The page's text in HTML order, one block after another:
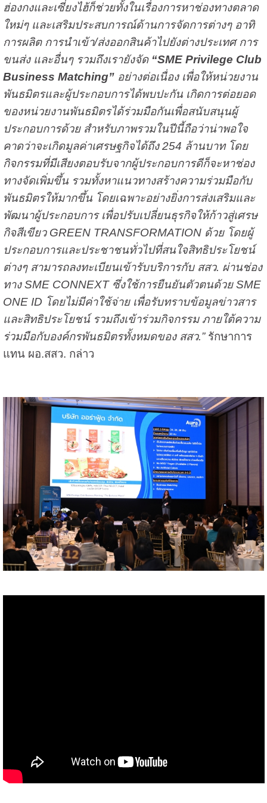
ฮ่องกงและเซี่ยงไฮ้ก็ช่วยทั้งในเรื่องการหาช่องทางตลาด
ใหม่ๆ และเสริมประสบการณ์ด้านการจัดการต่างๆ อาทิ
การผลิต การนำเข้า/ส่งออกสินค้าไปยังต่างประเทศ การ
ขนส่ง และอื่นๆ รวมถึงเรายังจัด “SME Privilege Club
Business Matching”อย่างต่อเนื่อง เพื่อให้หน่วยงาน
พันธมิตรและผู้ประกอบการได้พบปะกัน เกิดการต่อยอด
ของหน่วยงานพันธมิตรได้ร่วมมือกันเพื่อสนับสนุนผู้
ประกอบการด้วย สำหรับภาพรวมในปีนี้ถือว่าน่าพอใจ
คาดว่าจะเกิดมูลค่าเศรษฐกิจได้ถึง 254 ล้านบาท โดย
กิจกรรมที่มีเสียงตอบรับจากผู้ประกอบการดีก็จะหาช่อง
ทางจัดเพิ่มขึ้น รวมทั้งหาแนวทางสร้างความร่วมมือกับ
พันธมิตรให้มากขึ้น โดยเฉพาะอย่างยิ่งการส่งเสริมและ
พัฒนาผู้ประกอบการ เพื่อปรับเปลี่ยนธุรกิจให้ก้าวสู่เศรษ
กิจสีเขียว GREEN TRANSFORMATION ด้วย โดยผู้
ประกอบการและประชาชนทั่วไปที่สนใจสิทธิประโยชน์
ต่างๆ สามารถลงทะเบียนเข้ารับบริการกับ สสว. ผ่านช่อง
ทาง SME CONNEXT ซึ่งใช้การยืนยันตัวตนด้วย SME
ONE ID โดยไม่มีค่าใช้จ่าย เพื่อรับทราบข้อมูลข่าวสาร
และสิทธิประโยชน์ รวมถึงเข้าร่วมกิจกรรม ภายใต้ความ
ร่วมมือกับองค์กรพันธมิตรทั้งหมดของ สสว.”รักษาการ
แทน ผอ.สสว. กล่าว